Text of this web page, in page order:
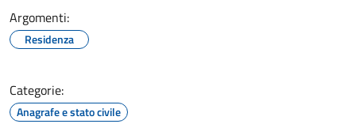
Argomenti:
Residenza
Categorie:
Anagrafe e stato civile